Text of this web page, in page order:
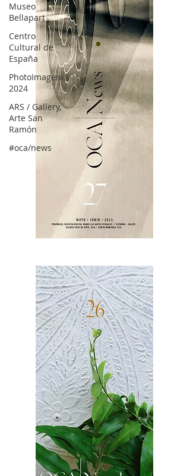
Museo
Bellapart
Centro
Cultural de
España
PhotoImagen
2024
ARS / Gallery,
Arte San
Ramón
#oca/news